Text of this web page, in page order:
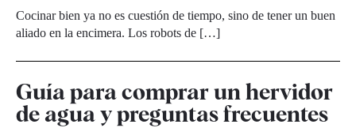
Cocinar bien ya no es cuestión de tiempo, sino de tener un buen
aliado en la encimera. Los robots de […]
Guía para comprar un hervidor
de agua y preguntas frecuentes